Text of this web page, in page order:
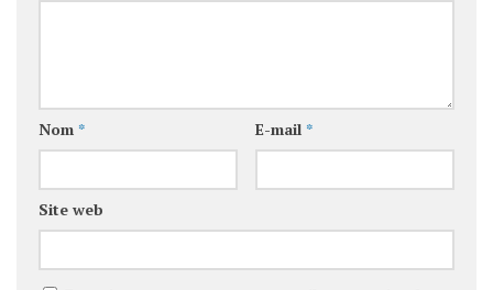
Nom * E-mail *
Site web